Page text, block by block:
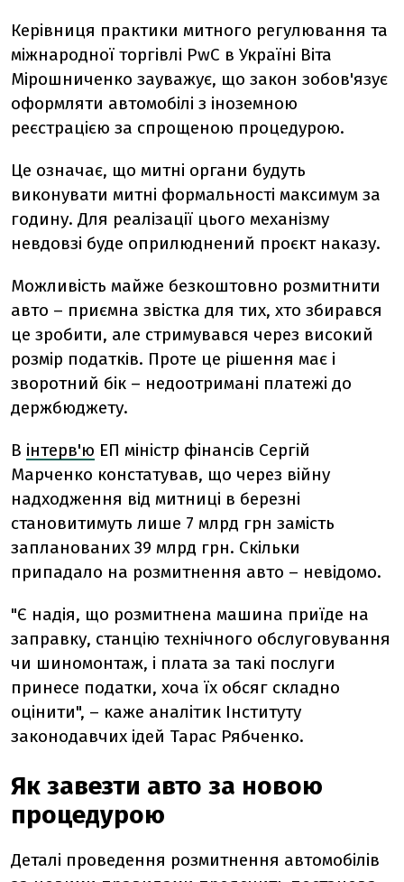
Керівниця практики митного регулювання та
міжнародної торгівлі PwC в Україні Віта
Мірошниченко зауважує, що закон зобов'язує
оформляти автомобілі з іноземною
реєстрацією за спрощеною процедурою.
Це означає, що митні органи будуть
виконувати митні формальності максимум за
годину. Для реалізації цього механізму
невдовзі буде оприлюднений проєкт наказу.
Можливість майже безкоштовно розмитнити
авто – приємна звістка для тих, хто збирався
це зробити, але стримувався через високий
розмір податків. Проте це рішення має і
зворотний бік – недоотримані платежі до
держбюджету.
В інтерв'ю ЕП міністр фінансів Сергій
Марченко констатував, що через війну
надходження від митниці в березні
становитимуть лише 7 млрд грн замість
запланованих 39 млрд грн. Скільки
припадало на розмитнення авто – невідомо.
"Є надія, що розмитнена машина приїде на
заправку, станцію технічного обслуговування
чи шиномонтаж, і плата за такі послуги
принесе податки, хоча їх обсяг складно
оцінити", – каже аналітик Інституту
законодавчих ідей Тарас Рябченко.
Як завезти авто за новою
процедурою
Деталі проведення розмитнення автомобілів